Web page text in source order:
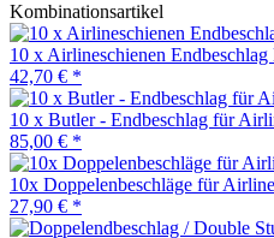
Kombinationsartikel
10 x Airlineschienen
42,70 € *
10 x Butler - Endbeschlag für
85,00 € *
10x Doppelenbeschläge für
27,90 € *